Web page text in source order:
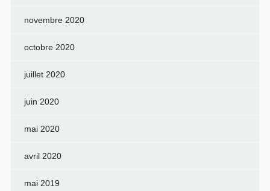
novembre 2020
octobre 2020
juillet 2020
juin 2020
mai 2020
avril 2020
mai 2019